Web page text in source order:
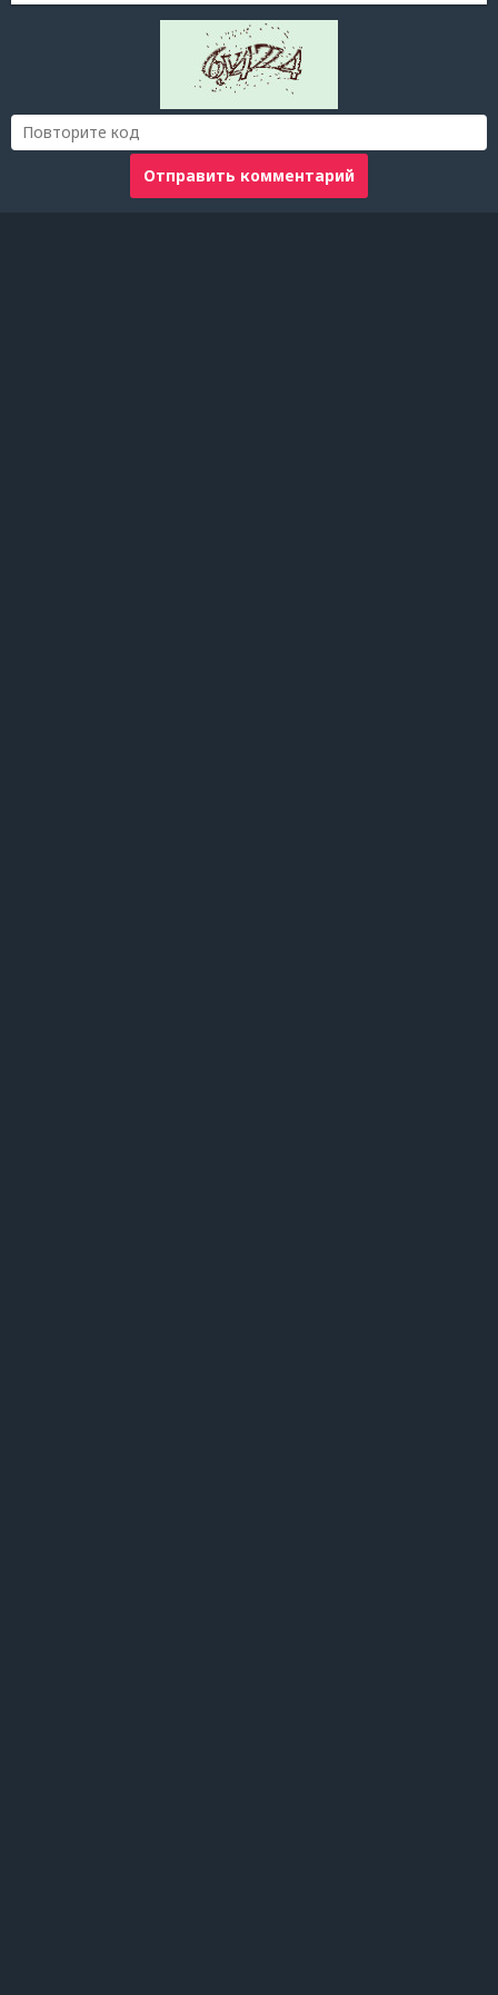
Отправить комментарий